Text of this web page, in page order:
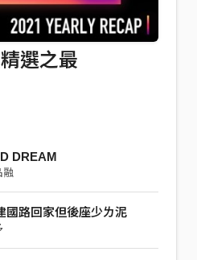
選之最
DREAM
融
國路回家但後座少ㄌ泥